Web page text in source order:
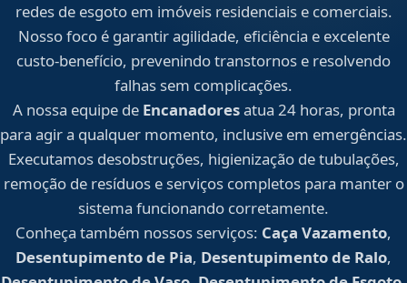
redes de esgoto em imóveis residenciais e comerciais.
Nosso foco é garantir agilidade, eficiência e excelente
custo-benefício, prevenindo transtornos e resolvendo
falhas sem complicações.
A nossa equipe de Encanadoresatua 24 horas, pronta
para agir a qualquer momento, inclusive em emergências.
Executamos desobstruções, higienização de tubulações,
remoção de resíduos e serviços completos para manter o
sistema funcionando corretamente.
Conheça também nossos serviços: Caça Vazamento,
Desentupimento de Pia, Desentupimento de Ralo,